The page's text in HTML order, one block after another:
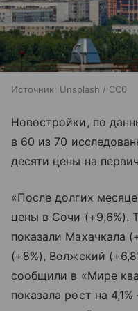
Источник: Unsplash / CC0
Новостройки, по
в 60 из 70
десяти цены на
«После долгих
цены в Сочи (+9,6%).
показали Махачкала
(+8%), Волжский
сообщили в «Мире
показала рост на